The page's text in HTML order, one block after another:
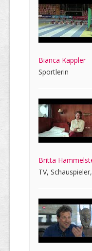
Bianca Kappler
Sportlerin
Britta
TV,